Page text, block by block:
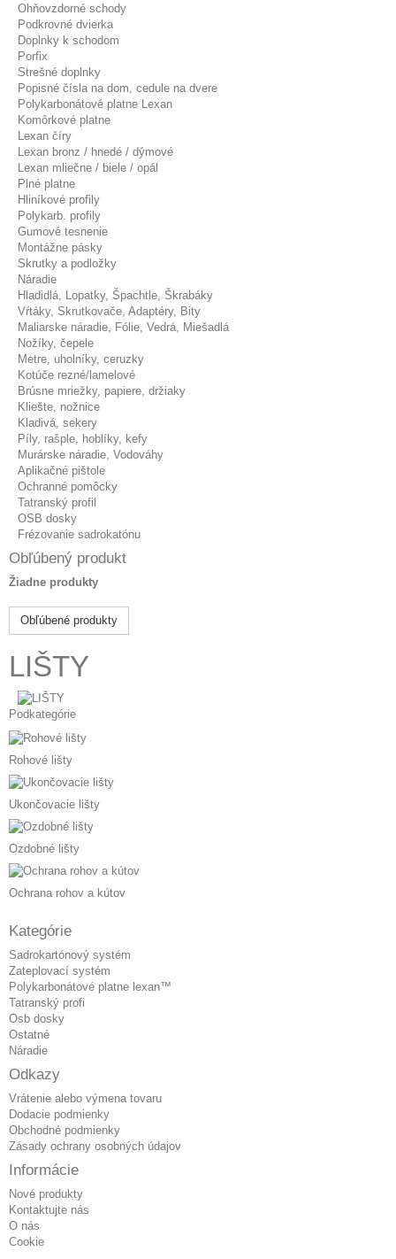
Ohňovzdorné schody
Podkrovné dvierka
Doplnky k schodom
Porfix
Strešné doplnky
Popisné čísla na dom, cedule na dvere
Polykarbonátové platne Lexan
Komôrkové platne
Lexan číry
Lexan bronz / hnedé / dýmové
Lexan mliečne / biele / opál
Plné platne
Hliníkové profily
Polykarb. profily
Gumové tesnenie
Montážne pásky
Skrutky a podložky
Náradie
Hladidlá, Lopatky, Špachtle, Škrabáky
Vŕtáky, Skrutkovače, Adaptéry, Bity
Maliarske náradie, Fólie, Vedrá, Miešadlá
Nožíky, čepele
Metre, uholníky, ceruzky
Kotúče rezné/lamelové
Brúsne mriežky, papiere, držiaky
Kliešte, nožnice
Kladivá, sekery
Píly, rašple, hoblíky, kefy
Murárske náradie, Vodováhy
Aplikačné pištole
Ochranné pomôcky
Tatranský profil
OSB dosky
Frézovanie sadrokatónu
Obľúbený produkt
Žiadne produkty
Obľúbené produkty
LIŠTY
Podkategórie
Rohové lišty
Ukončovacie lišty
Ozdobné lišty
Ochrana rohov a kútov
Kategórie
Sadrokartónový systém
Zateplovací systém
Polykarbonátové platne lexan™
Tatranský profi
Osb dosky
Ostatné
Náradie
Odkazy
Vrátenie alebo výmena tovaru
Dodacie podmienky
Obchodné podmienky
Zásady ochrany osobných údajov
Informácie
Nové produkty
Kontaktujte nás
O nás
Cookie